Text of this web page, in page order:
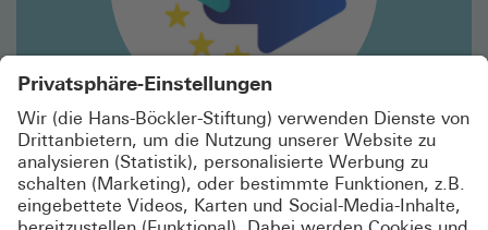
Online-Tool
TRANSNATIONAL RESTRUCTURING NAVIGATOR